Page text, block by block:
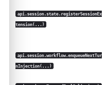
api.session.state.registerSessionEx
tension(...)
api.session.workflow.enqueueNextTur
nInjection(...)